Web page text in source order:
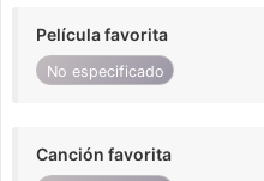
Película favorita
No especificado
Canción favorita